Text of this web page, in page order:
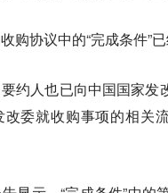
购协议中的“完成条件”
约人也已向中国国家
委就收购事项的相关